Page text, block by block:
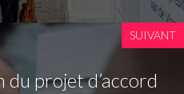
SUIVANT
projet d’accord